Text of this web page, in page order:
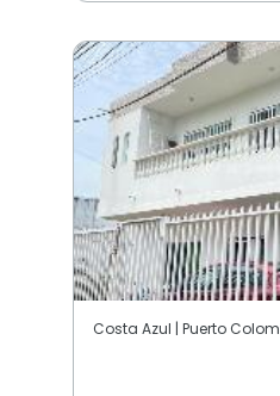
Costa Azul | Puerto